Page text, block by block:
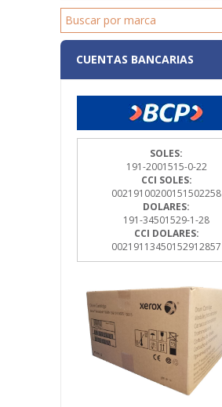
CUENTAS BANCARIAS
SOLES:
191-2001515-0-22
CCI SOLES:
00219100200151502258
DOLARES:
191-34501529-1-28
CCI DOLARES:
00219113450152912857